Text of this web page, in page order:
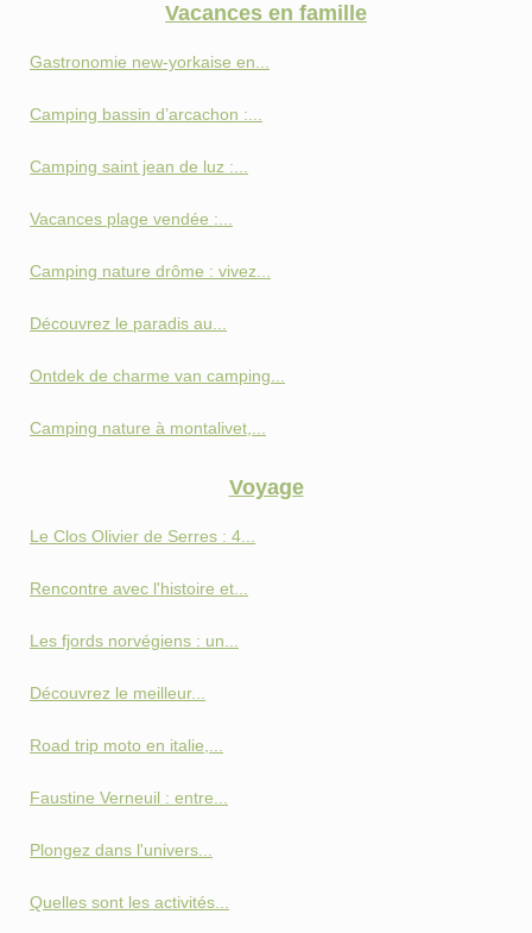
Vacances en famille
Gastronomie new-yorkaise en...
Camping bassin d’arcachon :...
Camping saint jean de luz :...
Vacances plage vendée :...
Camping nature drôme : vivez...
Découvrez le paradis au...
Ontdek de charme van camping...
Camping nature à montalivet,...
Voyage
Le Clos Olivier de Serres : 4...
Rencontre avec l'histoire et...
Les fjords norvégiens : un...
Découvrez le meilleur...
Road trip moto en italie,...
Faustine Verneuil : entre...
Plongez dans l'univers...
Quelles sont les activités...